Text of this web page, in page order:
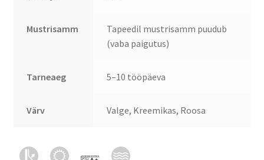
Mustrisamm
Tapeedil mustrisamm puudub
(vaba paigutus)
Tarneaeg 5–10 tööpäeva
Värv Valge, Kreemikas, Roosa